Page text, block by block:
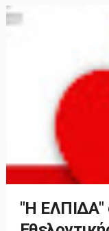
"Η ΕΛΠΙΔΑ"